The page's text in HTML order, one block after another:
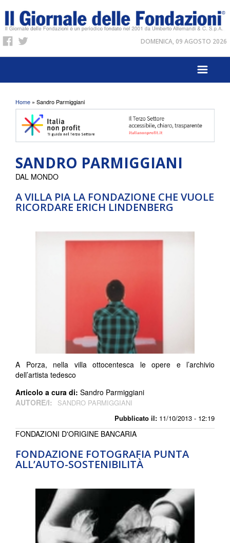
DOMENICA, 09 AGOSTO 2026
Tu sei qui
Home » Sandro Parmiggiani
SANDRO PARMIGGIANI
A VILLA PIA LA FONDAZIONE CHE VUOLE
RICORDARE ERICH LINDENBERG
Pubblicato il: 11/10/2013 - 12:19
DAL MONDO
A Porza, nella villa ottocentesca le opere e l’archivio
dell’artista tedesco
Articolo a cura di: Sandro Parmiggiani
AUTORE/I:
SANDRO PARMIGGIANI
FONDAZIONE FOTOGRAFIA PUNTA
ALL’AUTO-SOSTENIBILITÀ
FONDAZIONI D'ORIGINE BANCARIA